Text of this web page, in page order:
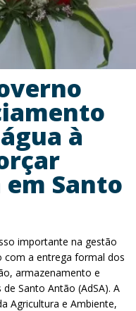
à
Santo
importante na gestão
com a entrega formal dos
armazenamento e
Santo Antão (AdSA). A
Agricultura e Ambiente,